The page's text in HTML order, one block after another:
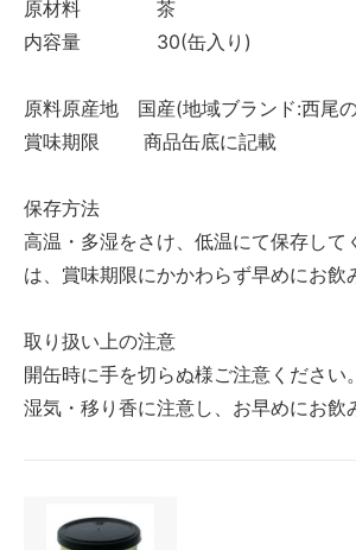
原材料 茶
内容量 30(缶入り)
原料原産地 国産(地域ブランド:西尾
賞味期限 商品缶底に記載
保存方法
高温・多湿をさけ、低温にて保存して
は、賞味期限にかかわらず早めにお飲
取り扱い上の注意
開缶時に手を切らぬ様ご注意ください。
湿気・移り香に注意し、お早めにお飲